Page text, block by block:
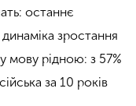
останнє
зростання
мову рідною: з 57%
за 10 років